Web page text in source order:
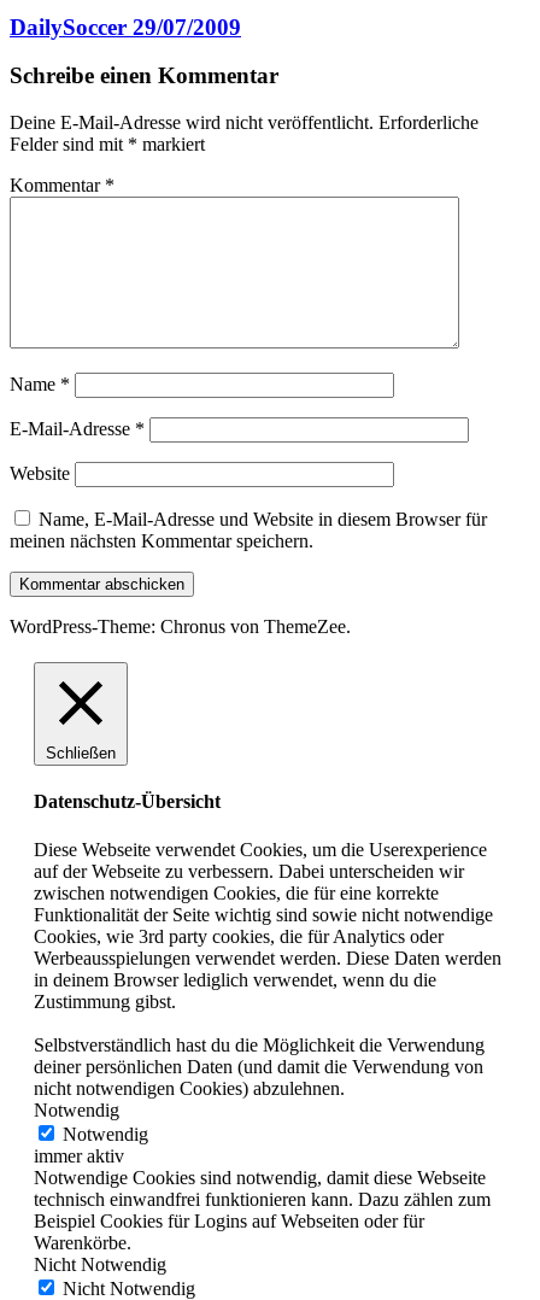
DailySoccer 29/07/2009
Schreibe einen Kommentar
Deine E-Mail-Adresse wird nicht veröffentlicht. Erforderliche
Felder sind mit * markiert
Kommentar *
Name *
E-Mail-Adresse *
Website
Name, E-Mail-Adresse und Website in diesem Browser für
meinen nächsten Kommentar speichern.
WordPress-Theme: Chronus von ThemeZee.
Schließen
Datenschutz-Übersicht
Diese Webseite verwendet Cookies, um die Userexperience
auf der Webseite zu verbessern. Dabei unterscheiden wir
zwischen notwendigen Cookies, die für eine korrekte
Funktionalität der Seite wichtig sind sowie nicht notwendige
Cookies, wie 3rd party cookies, die für Analytics oder
Werbeausspielungen verwendet werden. Diese Daten werden
in deinem Browser lediglich verwendet, wenn du die
Zustimmung gibst.
Selbstverständlich hast du die Möglichkeit die Verwendung
deiner persönlichen Daten (und damit die Verwendung von
nicht notwendigen Cookies) abzulehnen.
Notwendig
Notwendig
immer aktiv
Notwendige Cookies sind notwendig, damit diese Webseite
technisch einwandfrei funktionieren kann. Dazu zählen zum
Beispiel Cookies für Logins auf Webseiten oder für
Warenkörbe.
Nicht Notwendig
Nicht Notwendig